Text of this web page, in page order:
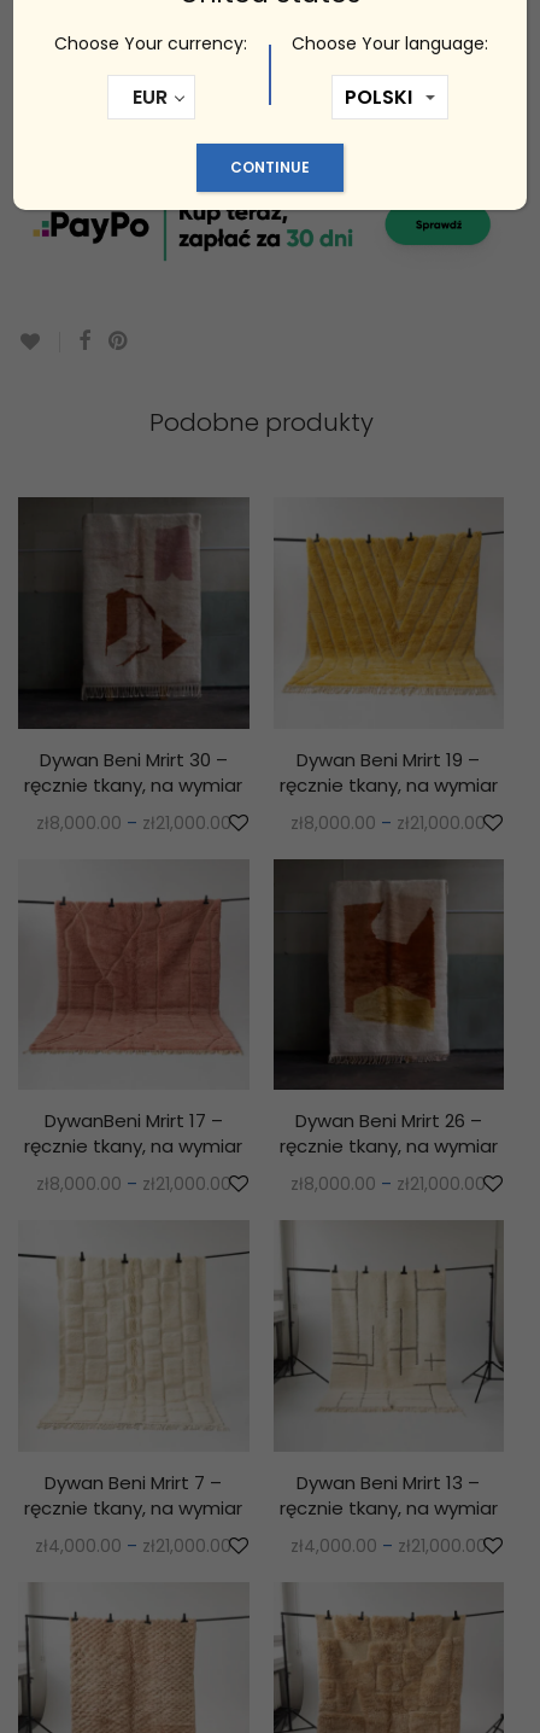
Podobne produkty
Dywan Beni Mrirt 30 –
ręcznie tkany, na wymiar
zł8,000.00 – zł21,000.00
Dywan Beni Mrirt 19 –
ręcznie tkany, na wymiar
zł8,000.00 – zł21,000.00
DywanBeni Mrirt 17 –
ręcznie tkany, na wymiar
zł8,000.00 – zł21,000.00
Dywan Beni Mrirt 26 –
ręcznie tkany, na wymiar
zł8,000.00 – zł21,000.00
Dywan Beni Mrirt 7 –
ręcznie tkany, na wymiar
zł4,000.00 – zł21,000.00
Dywan Beni Mrirt 13 –
ręcznie tkany, na wymiar
zł4,000.00 – zł21,000.00
Choose Your currency:
EUR
Choose Your language:
CONTINUE